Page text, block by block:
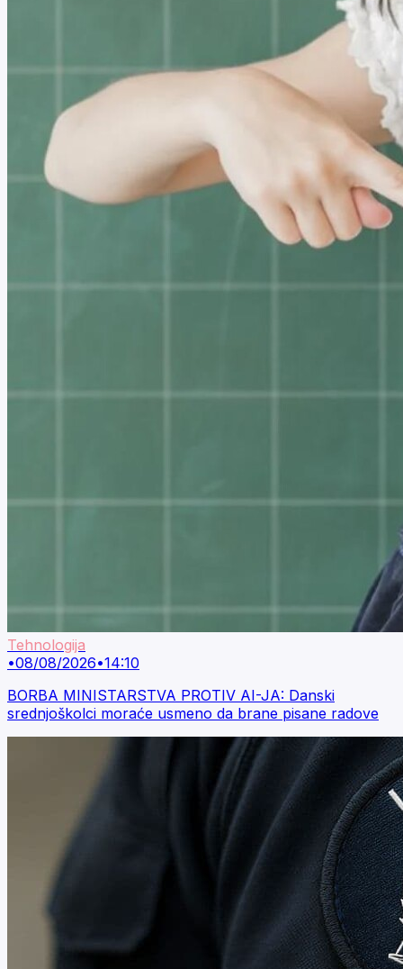
Tehnologija
•08/08/2026•14:10
BORBA MINISTARSTVA PROTIV AI-JA: Danski
srednjoškolci moraće usmeno da brane pisane radove